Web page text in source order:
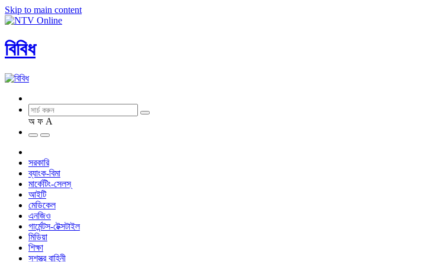
Skip to main content
বিবিধ
অ ফ A
সরকারি
ব্যাংক-বিমা
মার্কেটিং-সেলস্
আইটি
মেডিকেল
এনজিও
গার্মেন্টস-টেক্সটাইল
মিডিয়া
শিক্ষা
সশস্ত্র বাহিনী